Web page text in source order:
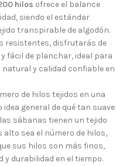
hilos ofrece el balance
siendo el estándar
transpirable de algodón.
resistentes, disfrutarás de
fácil de planchar, ideal para
y calidad confiable en
de hilos tejidos en una
general de qué tan suave
sábanas tienen un tejido
sea el número de hilos,
sus hilos son más finos,
y durabilidad en el tiempo.